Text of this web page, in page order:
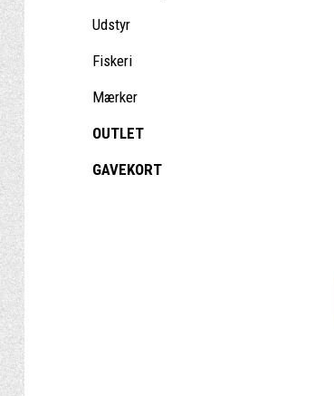
Udstyr
Fiskeri
Mærker
OUTLET
GAVEKORT